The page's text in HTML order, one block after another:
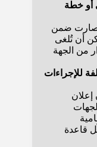
أو خطة
صارت ضمن
أن تُلغى
من الجهة
للإجراءات
إعلان
قاعدة